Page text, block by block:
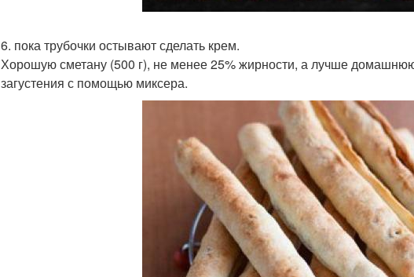
6. пока трубочки остывают сделать крем.
Хорошую сметану (500 г), не менее 25% жирности, а лучше
загустения с помощью миксера.